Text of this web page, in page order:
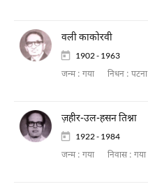
वली काकोरवी
1902 - 1963
जन्म : गया निधन : पटना
ज़हीर-उल-हसन तिश्ना
1922 - 1984
जन्म : गया निवास : गया